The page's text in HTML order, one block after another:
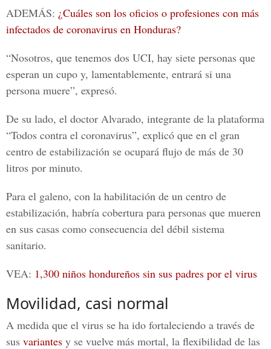
ADEMÁS: ¿Cuáles son los oficios o profesiones con más
infectados de coronavirus en Honduras?
“Nosotros, que tenemos dos UCI, hay siete personas que
esperan un cupo y, lamentablemente, entrará si una
persona muere”, expresó.
De su lado, el doctor Alvarado, integrante de la plataforma
“Todos contra el coronavirus”, explicó que en el gran
centro de estabilización se ocupará flujo de más de 30
litros por minuto.
Para el galeno, con la habilitación de un centro de
estabilización, habría cobertura para personas que mueren
en sus casas como consecuencia del débil sistema
sanitario.
VEA: 1,300 niños hondureños sin sus padres por el virus
Movilidad, casi normal
A medida que el virus se ha ido fortaleciendo a través de
sus variantes y se vuelve más mortal, la flexibilidad de las